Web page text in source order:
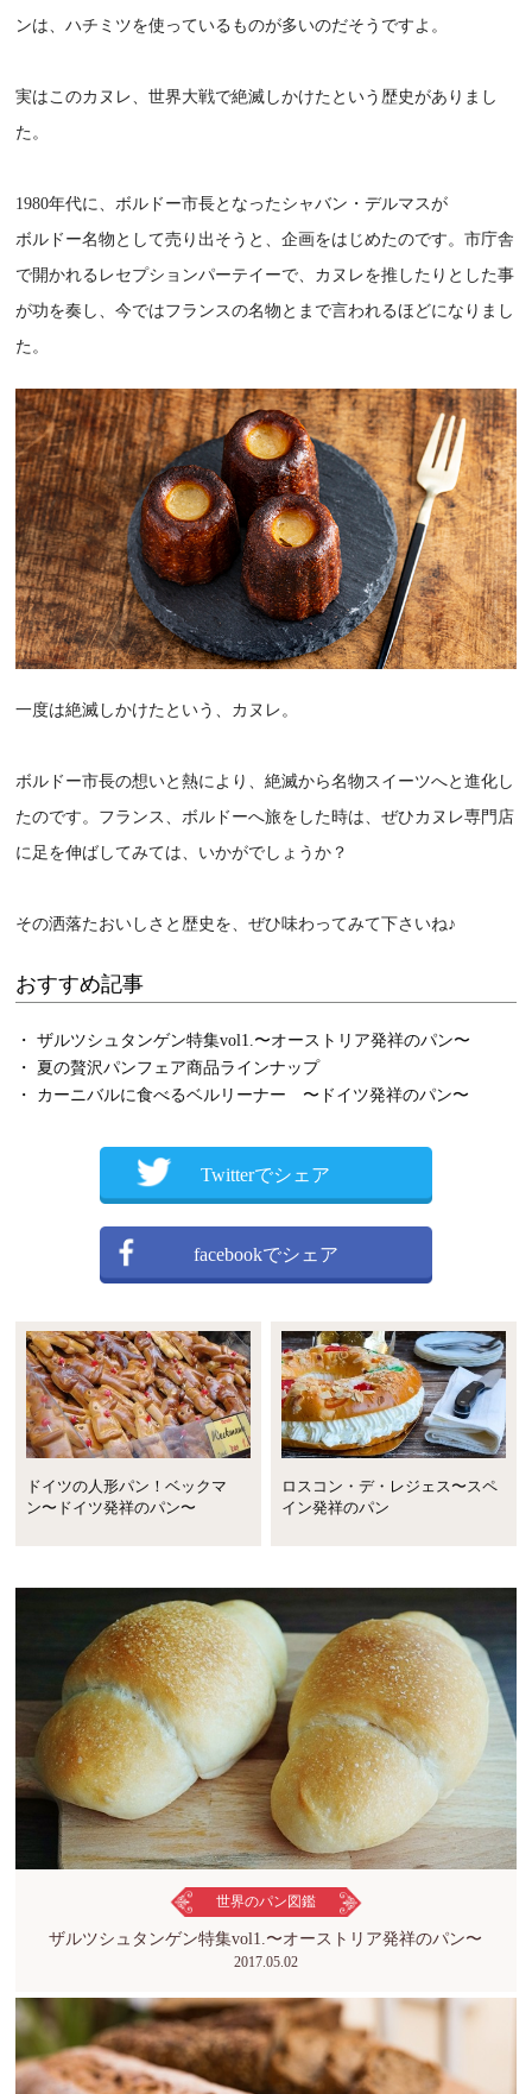
ンは、ハチミツを使っているものが多いのだそうですよ。
実はこのカヌレ、世界大戦で絶滅しかけたという歴史がありまし
た。
1980年代に、ボルドー市長となったシャバン・デルマスが
ボルドー名物として売り出そうと、企画をはじめたのです。市庁舎
で開かれるレセプションパーテイーで、カヌレを推したりとした事
が功を奏し、今ではフランスの名物とまで言われるほどになりまし
た。
一度は絶滅しかけたという、カヌレ。
ボルドー市長の想いと熱により、絶滅から名物スイーツへと進化し
たのです。フランス、ボルドーへ旅をした時は、ぜひカヌレ専門店
に足を伸ばしてみては、いかがでしょうか？
その洒落たおいしさと歴史を、ぜひ味わってみて下さいね♪
おすすめ記事
・ ザルツシュタンゲン特集vol1.〜オーストリア発祥のパン〜
・ 夏の贅沢パンフェア商品ラインナップ
・ カーニバルに食べるベルリーナー 〜ドイツ発祥のパン〜
Twitterでシェア
facebookでシェア
ドイツの人形パン！ベックマ
ン〜ドイツ発祥のパン〜
ロスコン・デ・レジェス〜スペ
イン発祥のパン
世界のパン図鑑
ザルツシュタンゲン特集vol1.〜オーストリア発祥のパン〜
2017.05.02